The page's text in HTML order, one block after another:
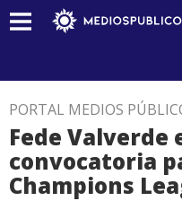
PORTAL MEDIOS
Fede Valverde
convocatoria
Champions